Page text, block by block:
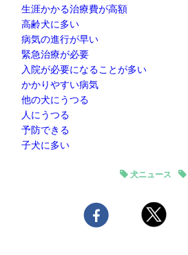
生涯かかる治療費が高額
高齢犬に多い
病気の進行が早い
緊急治療が必要
入院が必要になることが多い
かかりやすい病気
他の犬にうつる
人にうつる
予防できる
子犬に多い
犬ニュース